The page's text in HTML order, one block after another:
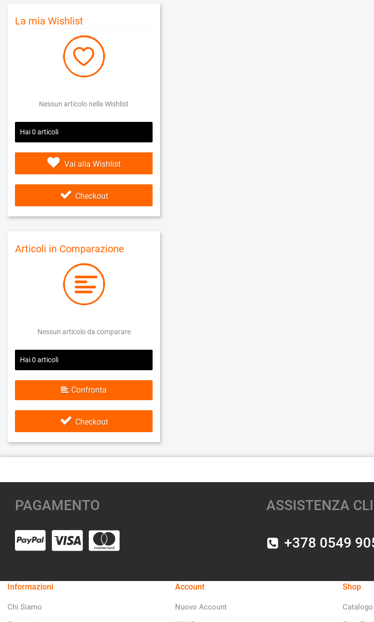
La mia Wishlist
Nessun articolo nella Wishlist
Hai0 articoli
Vai alla Wishlist
Checkout
Articoli in Comparazione
Nessun articolo da comparare
Hai0 articoli
Confronta
Checkout
PAGAMENTO ASSISTENZA
+378 0549
Informazioni
Chi Siamo
Account
Nuovo Account
Shop